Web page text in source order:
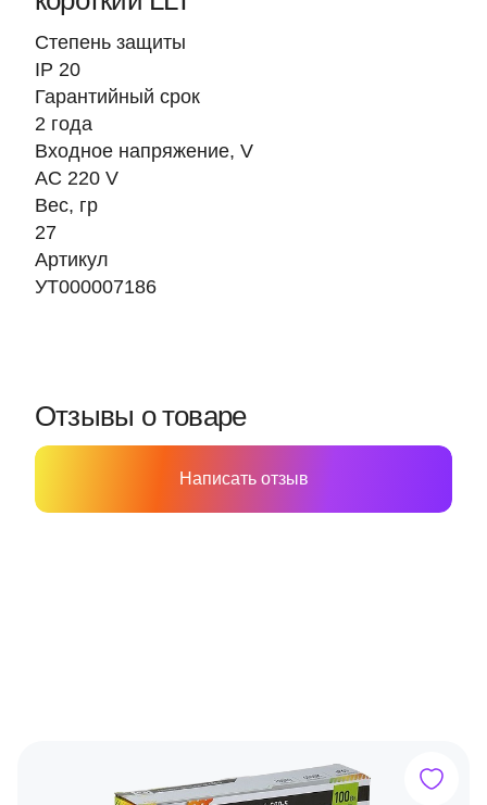
Степень защиты
IP 20
Гарантийный срок
2 года
Входное напряжение, V
AC 220 V
Вес, гр
27
Артикул
УТ000007186
Отзывы о товаре
Написать отзыв